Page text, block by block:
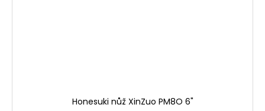
Honesuki nůž XinZuo PM8O 6"